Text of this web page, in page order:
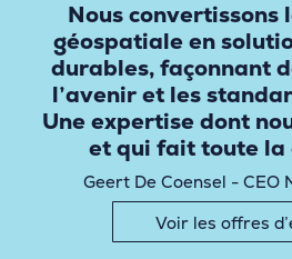
Nous convertissons
géospatiale en
durables, façonnant
l’avenir et les
Une expertise dont
et qui fait toute la
Geert De Coensel - CEO
Voir les offres